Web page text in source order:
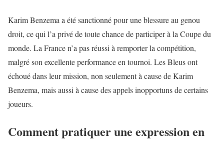
Karim Benzema a été sanctionné pour une blessure au genou
droit, ce qui l’a privé de toute chance de participer à la Coupe du
monde. La France n’a pas réussi à remporter la compétition,
malgré son excellente performance en tournoi. Les Bleus ont
échoué dans leur mission, non seulement à cause de Karim
Benzema, mais aussi à cause des appels inopportuns de certains
joueurs.
Comment pratiquer une expression en